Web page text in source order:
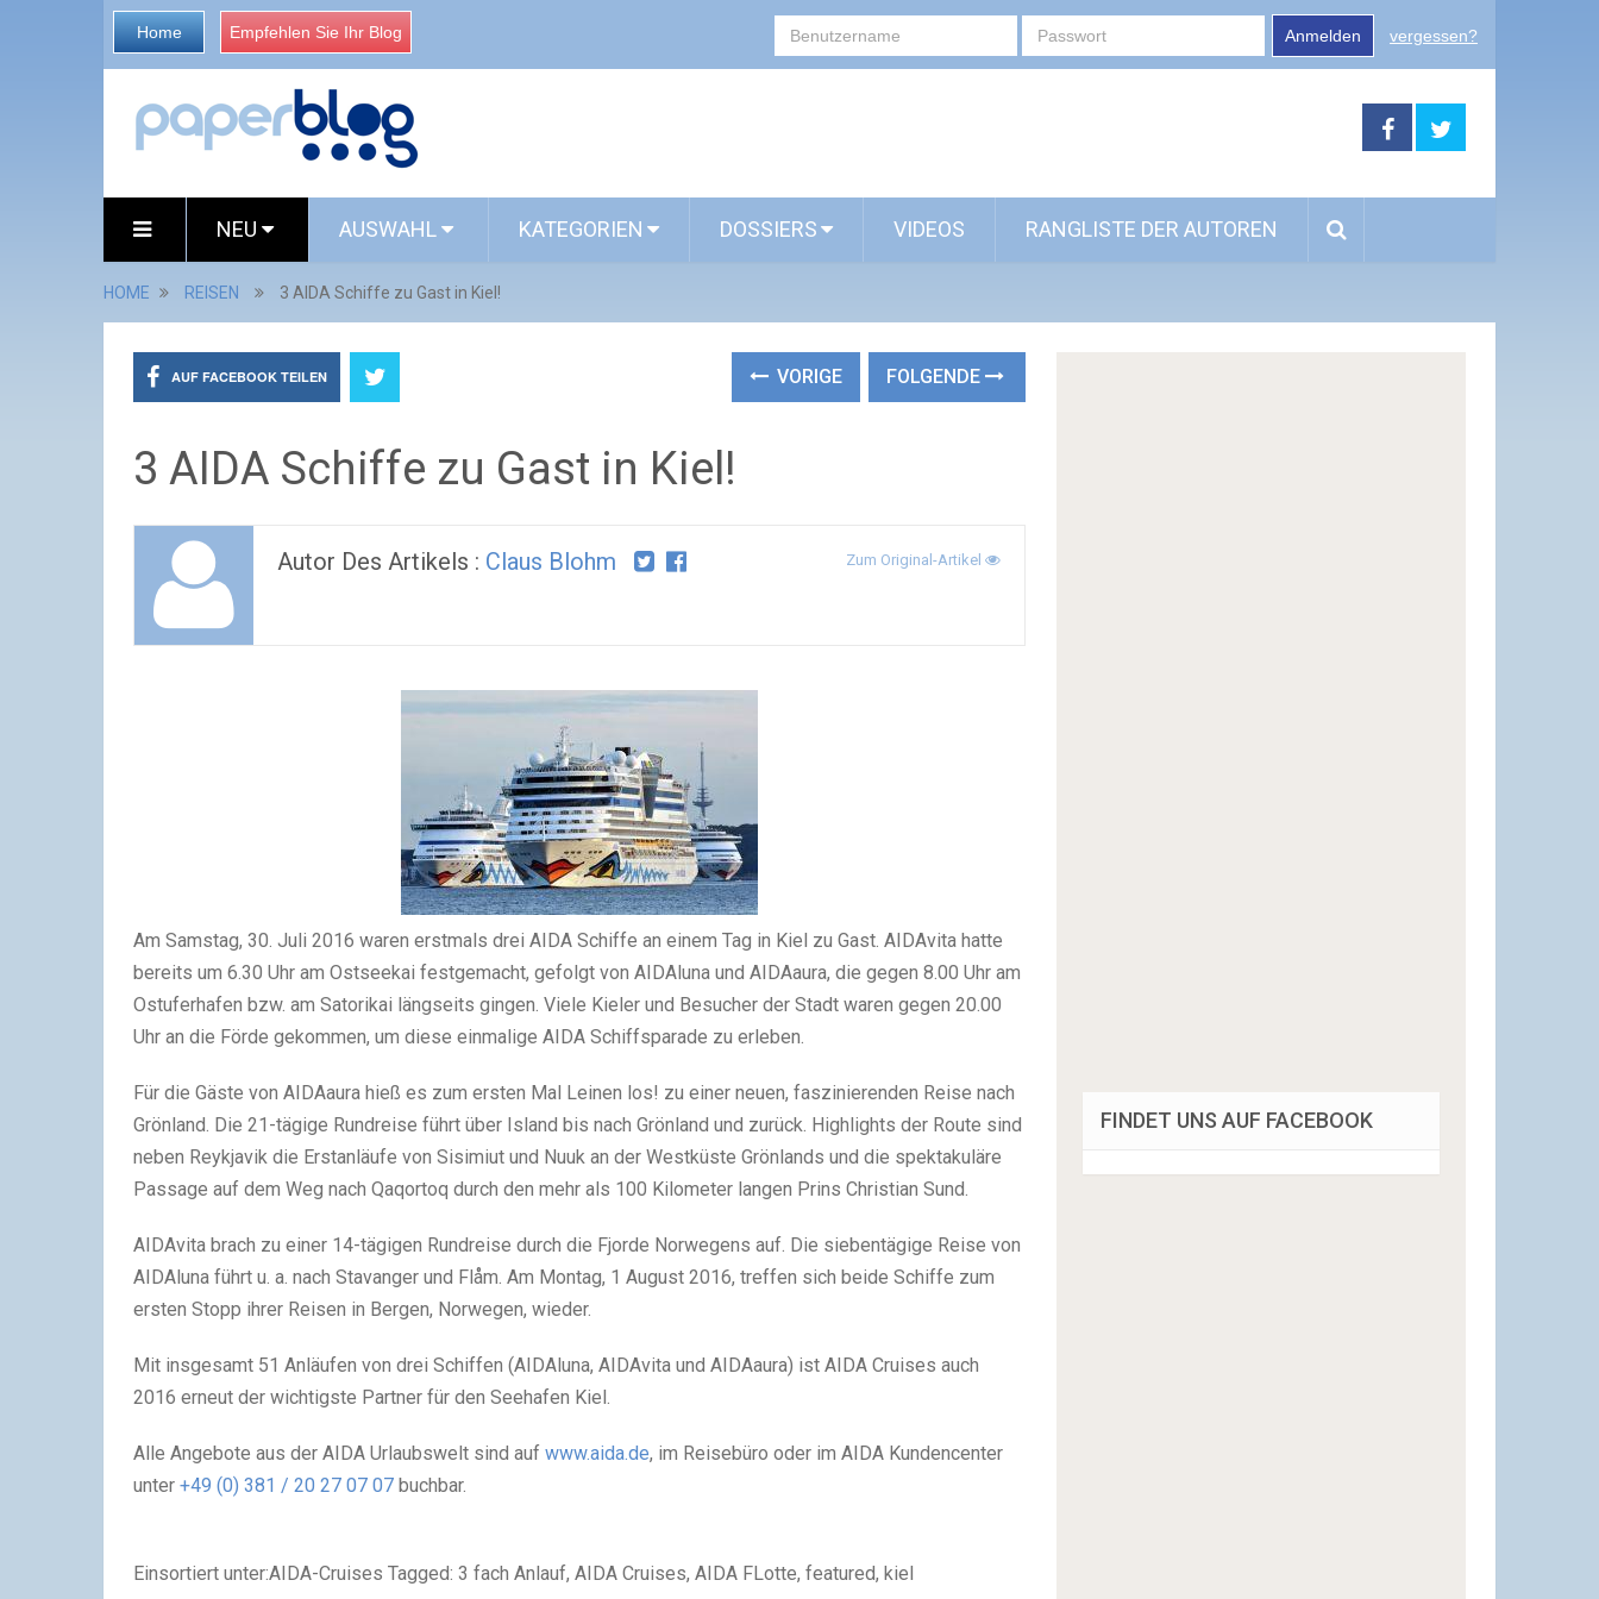
Home Empfehlen Sie Ihr Blog Anmelden vergessen?
NEU AUSWAHL KATEGORIEN DOSSIERS VIDEOS RANGLISTE DER AUTOREN
HOME REISEN 3 AIDA Schiffe zu Gast in Kiel!
AUF FACEBOOK TEILEN VORIGE FOLGENDE
3 AIDA Schiffe zu Gast in Kiel!
Autor Des Artikels : Claus Blohm Zum Original-Artikel
Am Samstag, 30. Juli 2016 waren erstmals drei AIDA Schiffe an einem Tag in Kiel zu Gast. AIDAvita hatte
bereits um 6.30 Uhr am Ostseekai festgemacht, gefolgt von AIDAluna und AIDAaura, die gegen 8.00 Uhr am
Ostuferhafen bzw. am Satorikai längseits gingen. Viele Kieler und Besucher der Stadt waren gegen 20.00
Uhr an die Förde gekommen, um diese einmalige AIDA Schiffsparade zu erleben.
Für die Gäste von AIDAaura hieß es zum ersten Mal Leinen los! zu einer neuen, faszinierenden Reise nach
Grönland. Die 21-tägige Rundreise führt über Island bis nach Grönland und zurück. Highlights der Route sind
neben Reykjavik die Erstanläufe von Sisimiut und Nuuk an der Westküste Grönlands und die spektakuläre
Passage auf dem Weg nach Qaqortoq durch den mehr als 100 Kilometer langen Prins Christian Sund.
AIDAvita brach zu einer 14-tägigen Rundreise durch die Fjorde Norwegens auf. Die siebentägige Reise von
AIDAluna führt u. a. nach Stavanger und Flåm. Am Montag, 1 August 2016, treffen sich beide Schiffe zum
ersten Stopp ihrer Reisen in Bergen, Norwegen, wieder.
Mit insgesamt 51 Anläufen von drei Schiffen (AIDAluna, AIDAvita und AIDAaura) ist AIDA Cruises auch
2016 erneut der wichtigste Partner für den Seehafen Kiel.
Alle Angebote aus der AIDA Urlaubswelt sind auf www.aida.de, im Reisebüro oder im AIDA Kundencenter
unter +49 (0) 381 / 20 27 07 07 buchbar.
Einsortiert unter:AIDA-Cruises Tagged: 3 fach Anlauf, AIDA Cruises, AIDA FLotte, featured, kiel
FINDET UNS AUF FACEBOOK